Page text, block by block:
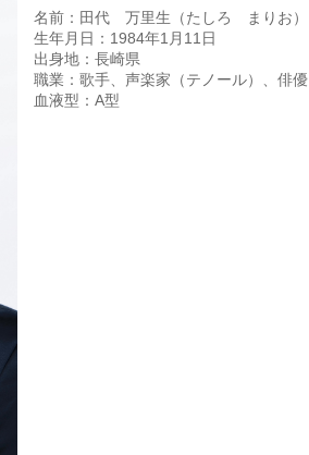
名前：田代 万里生（たしろ まりお）
生年月日：1984年1月11日
出身地：長崎県
職業：歌手、声楽家（テノール）、俳優
血液型：A型